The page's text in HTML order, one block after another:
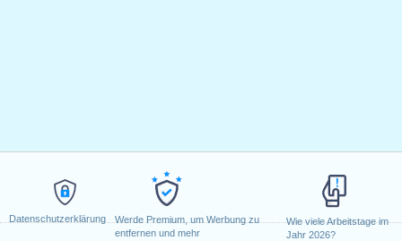
Datenschutzerklärung
Werde Premium, um Werbung zu
entfernen und mehr
Wie viele Arbeitstage im
Jahr 2026?